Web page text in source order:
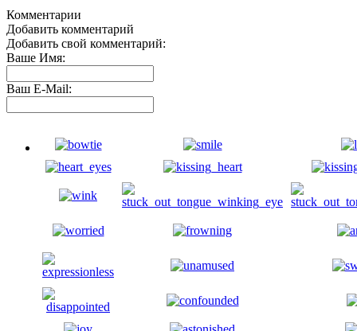
Комментарии
Добавить комментарий
Добавить свой комментарий:
Ваше Имя:
Ваш E-Mail: